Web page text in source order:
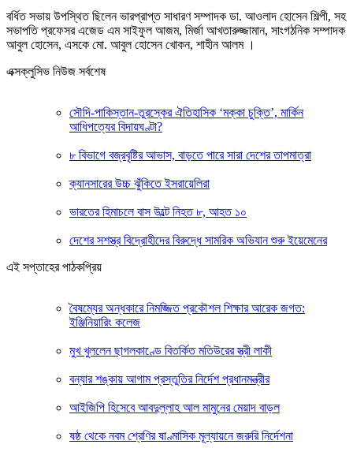
বর্ধিত সভায় উপস্থিত ছিলেন ভারপ্রাপ্ত সাধারণ সম্পাদক ডা. আওলাদ হোসেন শিল্পী, সহ
সভাপতি প্রফেসর এজেড এম সাইফুল আজম, মির্জা আখতারুজ্জামান, সাংগঠনিক সম্পাদক
আবুল হোসেন, এসকে মো. আবুল হোসেন খোকন, শাহীন আলম ।
এক্সক্লুসিভ নিউজ সর্বশেষ
সৌদি-পাকিস্তান-তুরস্কের ঐতিহাসিক ‘মক্কা চুক্তি’, মার্কিন
আধিপত্যের বিদায়ঘণ্টা?
৮ বিভাগে বজ্রবৃষ্টির আভাস, বাড়তে পারে সারা দেশের তাপমাত্রা
ক্যানসারের উচ্চ ঝুঁকিতে ইসরায়েলিরা
ভারতের হিমাচলে বাস উল্টে নিহত ৮, আহত ১০
দেশের সশস্ত্র বিদ্রোহীদের বিরুদ্ধে সামরিক অভিযান শুরু ইয়েমেনের
এই সপ্তাহের পাঠকপ্রিয়
বৈষম্যের অন্ধকারে নিমজ্জিত প্রকৌশল শিক্ষার আরেক জগত:
ইঞ্জিনিয়ারিং কলেজ
মুখ খুললেন ছাগলকাণ্ডে বিতর্কিত মতিউরের স্ত্রী লাকী
বন্যার শঙ্কায় আগাম প্রস্তুতির নির্দেশ প্রধানমন্ত্রীর
আইজিপি হিসেবে আবদুল্লাহ আল মামুনের মেয়াদ বাড়ল
ষষ্ঠ থেকে নবম শ্রেণির ষাণ্মাসিক মূল্যায়নে জরুরি নির্দেশনা